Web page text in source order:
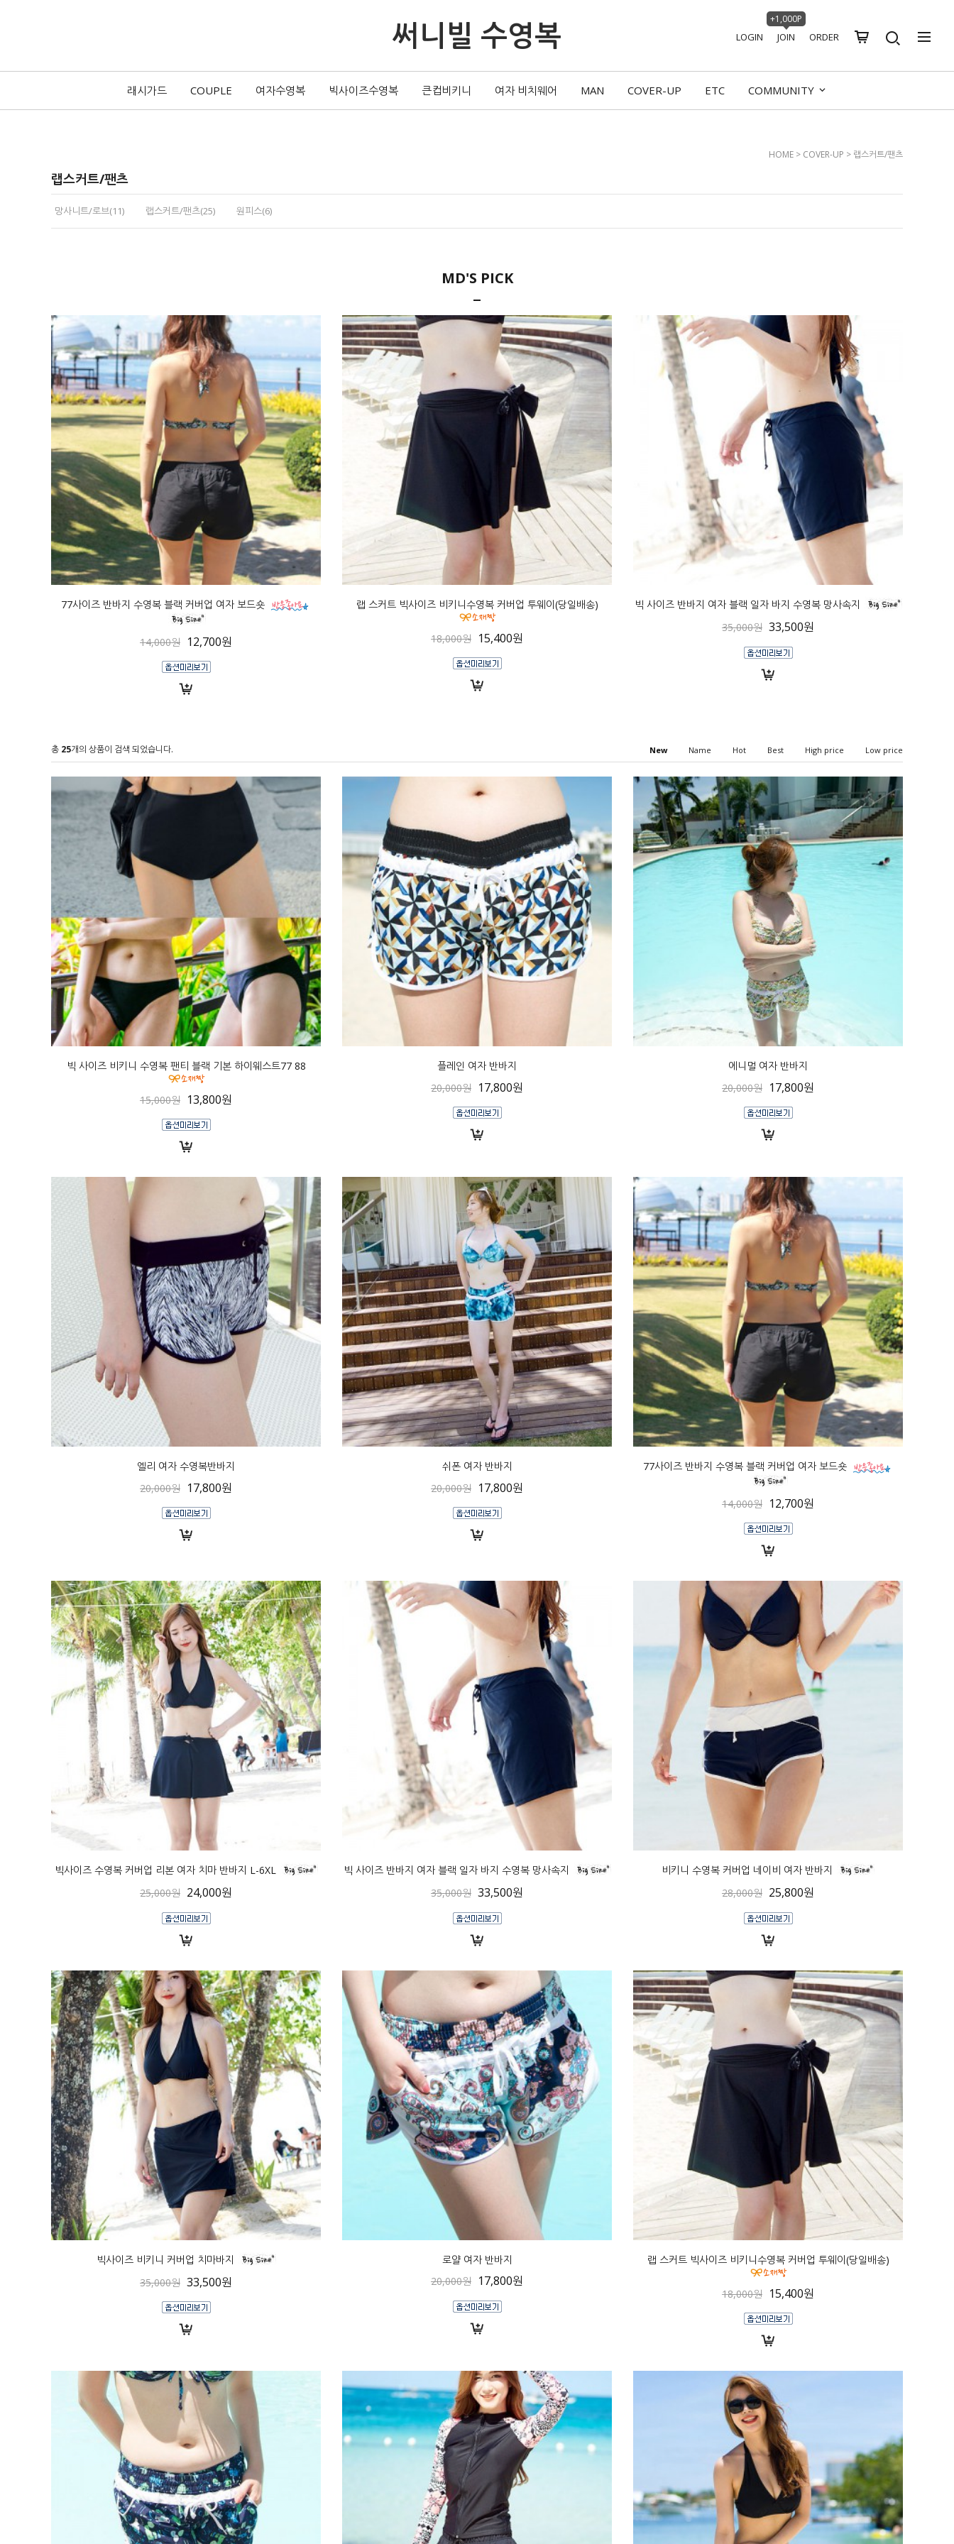
써니빌 수영복 LOGIN JOIN
+1,000P
ORDER
래시가드 COUPLE 여자수영복 빅사이즈수영복 큰컵비키니 여자 비치웨어 MAN COVER-UP ETC COMMUNITY
HOME > COVER-UP > 랩스커트/팬츠
랩스커트/팬츠
망사니트/로브(11) 랩스커트/팬츠(25) 원피스(6)
MD'S PICK
77사이즈 반바지 수영복 블랙 커버업 여자 보드숏
14,000원 12,700원
랩 스커트 빅사이즈 비키니수영복 커버업 투웨이(당일배송)
18,000원 15,400원
빅 사이즈 반바지 여자 블랙 일자 바지 수영복 망사속지
35,000원 33,500원
총 25개의 상품이 검색 되었습니다. New Name Hot Best High price Low price
빅 사이즈 비키니 수영복 팬티 블랙 기본 하이웨스트77 88
15,000원 13,800원
플레인 여자 반바지
20,000원 17,800원
에니멀 여자 반바지
20,000원 17,800원
엘리 여자 수영복반바지
20,000원 17,800원
쉬폰 여자 반바지
20,000원 17,800원
77사이즈 반바지 수영복 블랙 커버업 여자 보드숏
14,000원 12,700원
빅사이즈 수영복 커버업 리본 여자 치마 반바지 L-6XL
25,000원 24,000원
빅 사이즈 반바지 여자 블랙 일자 바지 수영복 망사속지
35,000원 33,500원
비키니 수영복 커버업 네이비 여자 반바지
28,000원 25,800원
빅사이즈 비키니 커버업 치마바지
35,000원 33,500원
로얄 여자 반바지
20,000원 17,800원
랩 스커트 빅사이즈 비키니수영복 커버업 투웨이(당일배송)
18,000원 15,400원